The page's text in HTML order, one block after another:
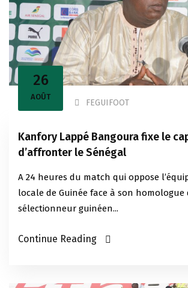
26
AOÛT
FEGUIFOOT
Kanfory Lappé Bangoura fixe le
d’affronter le Sénégal
A 24 heures du match qui oppose
locale de Guinée face à son homologue
sélectionneur guinéen...
Continue Reading